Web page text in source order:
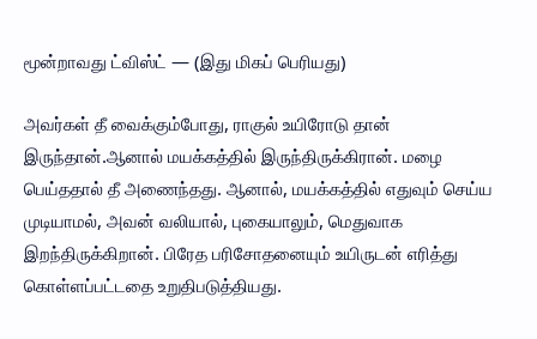
மூன்றாவது ட்விஸ்ட் — (இது மிகப் பெரியது)
அவர்கள் தீ வைக்கும்போது, ராகுல் உயிரோடு தான்
இருந்தான்.ஆனால் மயக்கத்தில் இருந்திருக்கிரான். மழை
பெய்ததால் தீ அணைந்தது. ஆனால், மயக்கத்தில் எதுவும் செய்ய
முடியாமல், அவன் வலியால், புகையாலும், மெதுவாக
இறந்திருக்கிறான். பிரேத பரிசோதனையும் உயிருடன் எரித்து
கொள்ளப்பட்டதை உறுதிபடுத்தியது.